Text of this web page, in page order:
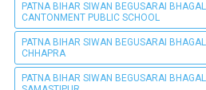
PATNA BIHAR SIWAN BEGUSARAI
CANTONMENT PUBLIC SCHOOL
PATNA BIHAR SIWAN BEGUSARAI
CHHAPRA
PATNA BIHAR SIWAN BEGUSARAI